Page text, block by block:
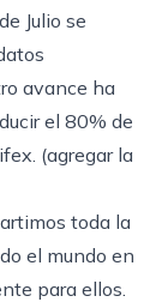
Julio se
avance ha
el 80% de
. (agregar la
toda la
el mundo en
para ellos.